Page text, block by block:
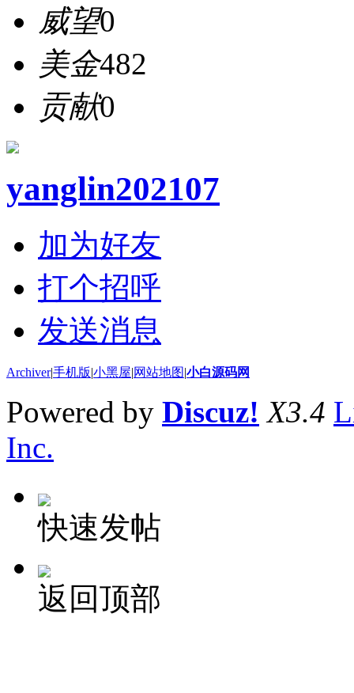
威望0
美金482
贡献0
yanglin202107
加为好友
打个招呼
发送消息
Archiver|手机版|小黑屋|网站地图|小白源码网
Powered by Discuz! X3.4
Inc.
快速发帖
返回顶部